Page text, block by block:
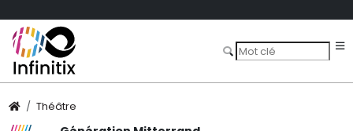
Théâtre